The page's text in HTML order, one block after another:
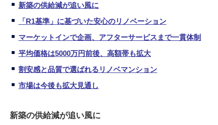
新築の供給減が追い風に
「R1基準」に基づいた安心のリノベーション
マーケットインで企画、アフターサービスまで一貫体制
平均価格は5000万円前後、高額帯も拡大
割安感と品質で選ばれるリノベマンション
市場は今後も拡大見通し
新築の供給減が追い風に